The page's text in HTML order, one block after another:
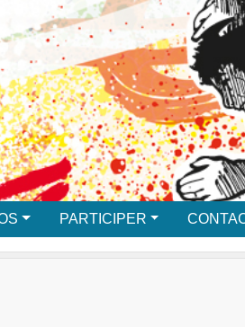
PARTICIPER